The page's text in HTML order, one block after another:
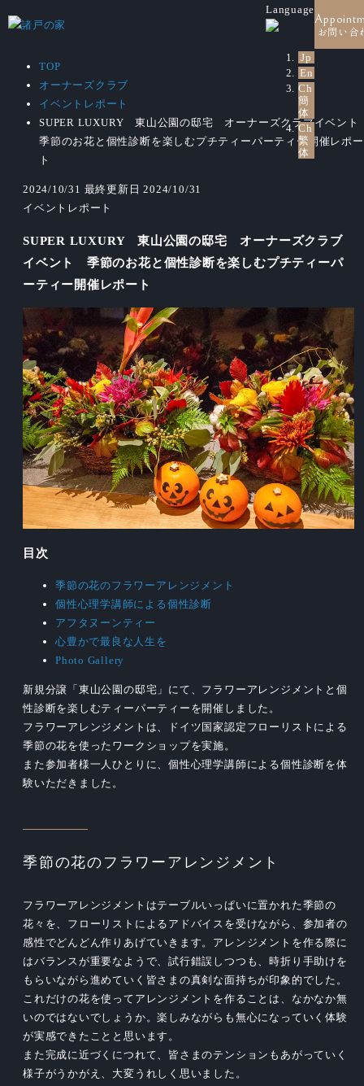
Language
Jp
En
Ch
簡
体
Ch
繁
体
お問い合
TOP
オーナーズクラブ
イベントレポート
SUPER LUXURY 東山公園の邸宅 オーナーズクラブイベン
季節のお花と個性診断を楽しむプチティーパーティー開催レポー
ト
2024/10/31 最終更新日 2024/10/31
イベントレポート
SUPER LUXURY 東山公園の邸宅 オーナーズクラブ
イベント 季節のお花と個性診断を楽しむプチティーパ
ーティー開催レポート
目次
季節の花のフラワーアレンジメント
個性心理学講師による個性診断
アフタヌーンティー
心豊かで最良な人生を
Photo Gallery
新規分譲「東山公園の邸宅」にて、フラワーアレンジメントと個
性診断を楽しむティーパーティーを開催しました。
フラワーアレンジメントは、ドイツ国家認定フローリストによる
季節の花を使ったワークショップを実施。
また参加者様一人ひとりに、個性心理学講師による個性診断を体
験いただきました。
季節の花のフラワーアレンジメント
フラワーアレンジメントはテーブルいっぱいに置かれた季節の
花々を、フローリストによるアドバイスを受けながら、参加者の
感性でどんどん作りあげていきます。アレンジメントを作る際に
はバランスが重要なようで、試行錯誤しつつも、時折り手助けを
もらいながら進めていく皆さまの真剣な面持ちが印象的でした。
これだけの花を使ってアレンジメントを作ることは、なかなか無
いのではないでしょうか。楽しみながらも無心になっていく体験
が実感できたことと思います。
また完成に近づくにつれて、皆さまのテンションもあがっていく
様子がうかがえ、大変うれしく思いました。